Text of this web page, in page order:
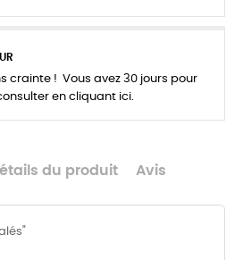
crainte ! Vous avez 30 jours pour
en cliquant ici.
du produit Avis